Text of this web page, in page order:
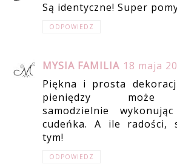
Są identyczne! Super
ODPOWIEDZ
MYSIA FAMILIA 18 maja
Piękna i prosta
pieniędzy może
samodzielnie
cudeńka. A ile radości,
tym!
ODPOWIEDZ